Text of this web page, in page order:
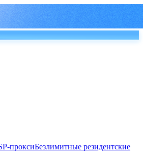
проксиБезлимитные резидентские